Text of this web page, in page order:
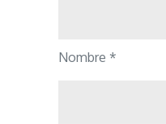
Nombre *